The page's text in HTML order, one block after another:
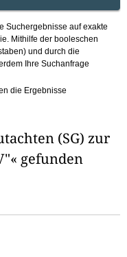
a
Suchergebnisse auf exakte
Mithilfe der booleschen
und durch die
Ihre Suchanfrage
die Ergebnisse
(SG) zur
gefunden